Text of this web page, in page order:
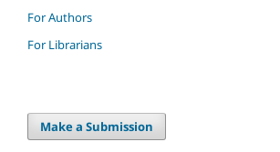
For Authors
For Librarians
Make a Submission